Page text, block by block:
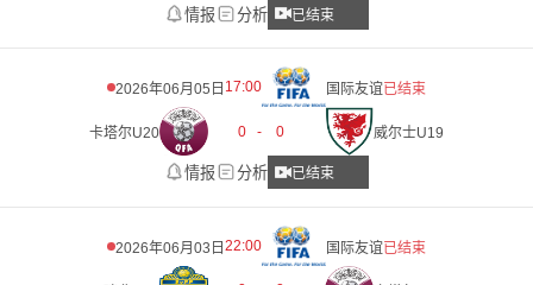
情报 分析 已结束
2026年06月05日 17:00 国际友谊已结束
卡塔尔U20 0 - 0 威尔士U19
情报 分析 已结束
2026年06月03日22:00 国际友谊已结束